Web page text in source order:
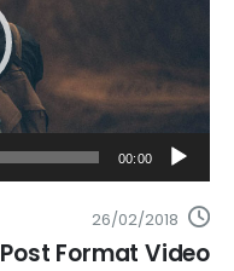
00:00
Post Format Video